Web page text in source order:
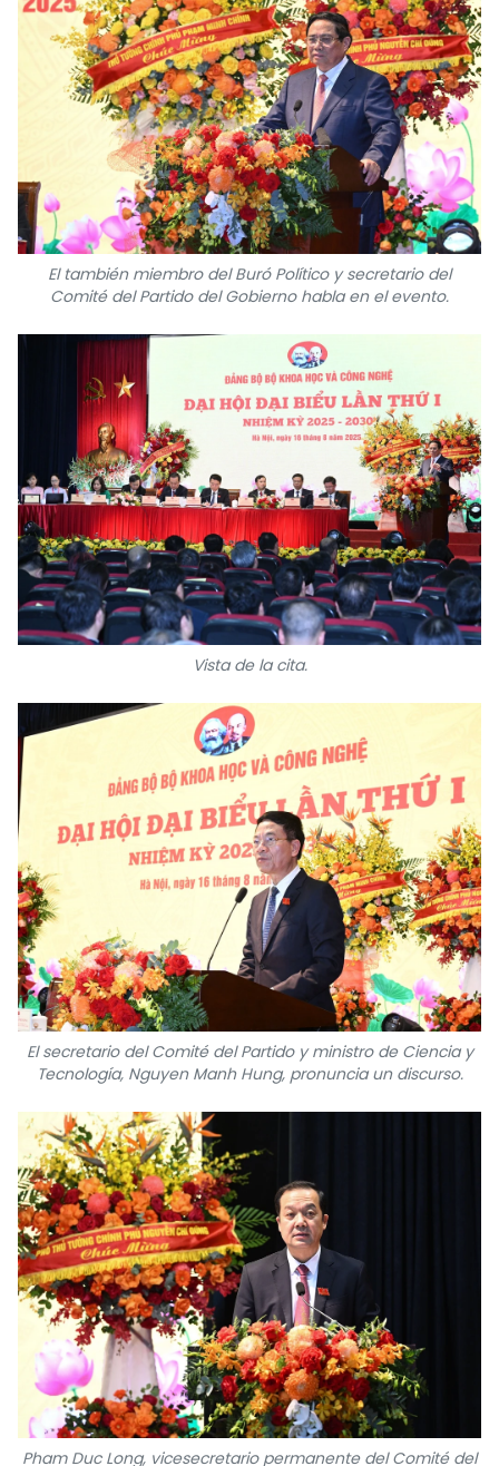
El también miembro del Buró Político y secretario del
Comité del Partido del Gobierno habla en el evento.
Vista de la cita.
El secretario del Comité del Partido y ministro de Ciencia y
Tecnología, Nguyen Manh Hung, pronuncia un discurso.
Pham Duc Long, vicesecretario permanente del Comité del